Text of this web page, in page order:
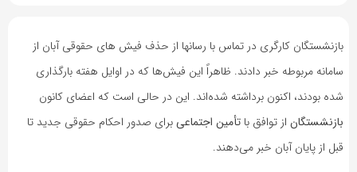
بازنشستگان کارگری در تماس با رسانها از حذف فیش‌ های حقوقی آبان از
سامانه مربوطه خبر دادند. ظاهراً این فیش‌ها که در اوایل هفته بارگذاری
شده بودند، اکنون برداشته شده‌اند. این در حالی است که اعضای کانون
بازنشستگان از توافق با تأمین اجتماعیبرای صدور احکام حقوقی جدید تا
قبل از پایان آبان خبر می‌دهند.